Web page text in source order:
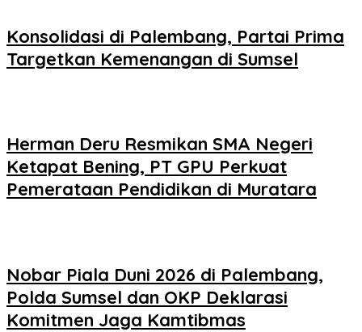
Konsolidasi di Palembang, Partai Prima
Targetkan Kemenangan di Sumsel
Herman Deru Resmikan SMA Negeri
Ketapat Bening, PT GPU Perkuat
Pemerataan Pendidikan di Muratara
Nobar Piala Duni 2026 di Palembang,
Polda Sumsel dan OKP Deklarasi
Komitmen Jaga Kamtibmas